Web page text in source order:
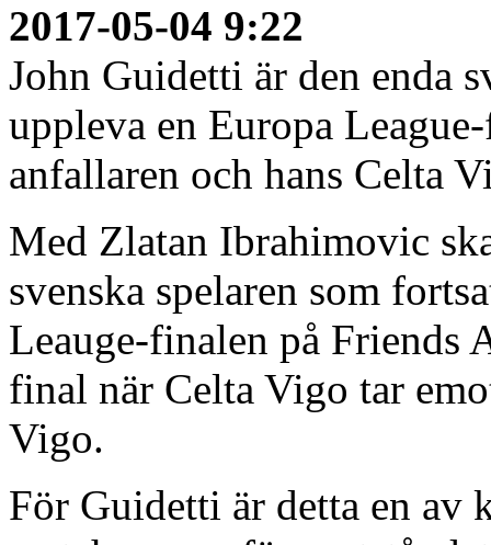
2017-05-04 9:22
John Guidetti är den enda
uppleva en Europa
anfallaren och hans Celta
Med Zlatan Ibrahimovic
svenska spelaren som
Leauge-finalen på Friends
final när Celta Vigo tar
Vigo.
För Guidetti är detta en av